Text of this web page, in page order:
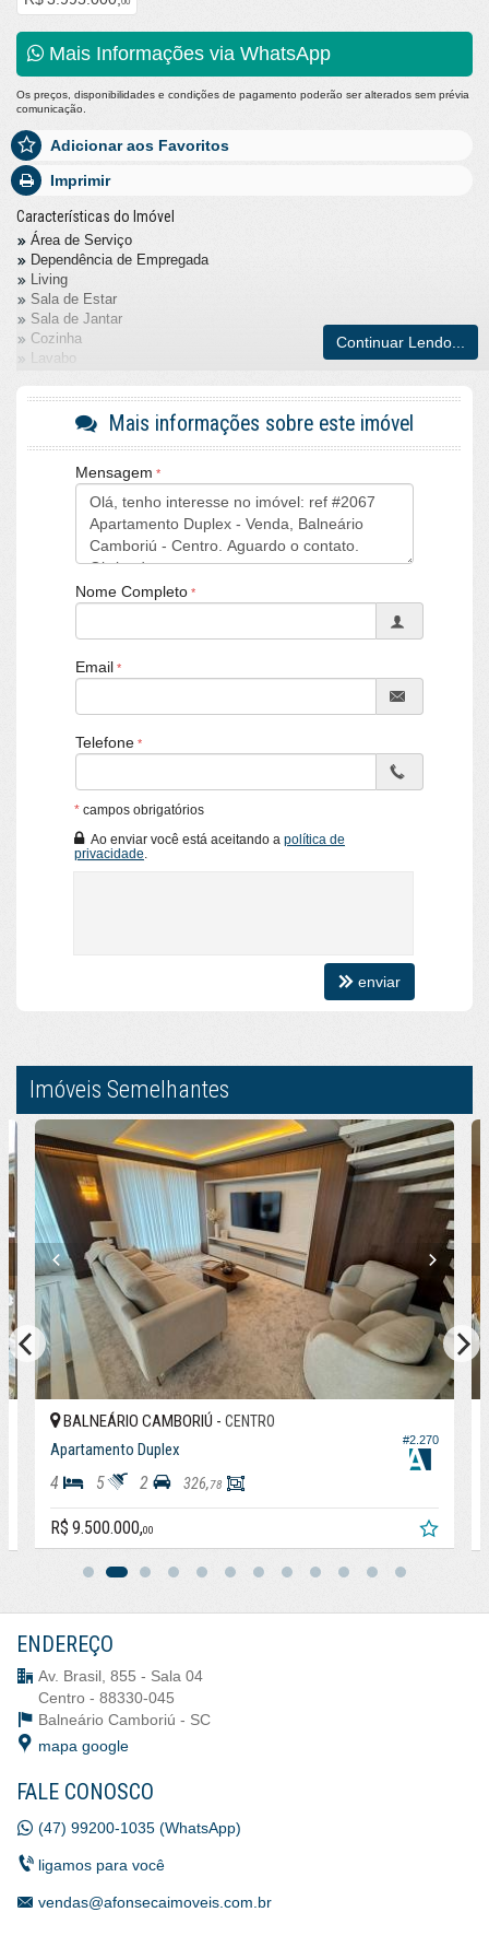
Mais Informações via WhatsApp
Os preços, disponibilidades e condições de pagamento poderão ser alterados sem prévia
comunicação.
Adicionar aos Favoritos
Imprimir
Características do Imóvel
Área de Serviço
Dependência de Empregada
Living
Sala de Estar
Sala de Jantar
Cozinha
Lavabo
Móveis Planejados
Mezanino
Características do Empreendimento
Sala de Jogos
Salão de Festas
Espaço Gourmet
Espaço Fitness
Playground
Elevador
Continuar Lendo...
Mais informações sobre este imóvel
Mensagem
Nome Completo
Email
Telefone
* campos obrigatórios
Ao enviar você está aceitando a política de
privacidade
enviar
Imóveis Semelhantes
#2.270
BALNEÁRIO CAMBORIÚ - CENTRO
Apartamento Duplex
4 5 2 326,78
R$ 9.500.000,00
ENDEREÇO
Av. Brasil, 855 - Sala 04
Centro - 88330-045
Balneário Camboriú - SC
mapa google
FALE CONOSCO
(47) 99200-1035 (WhatsApp)
ligamos para você
vendas@afonsecaimoveis.com.br